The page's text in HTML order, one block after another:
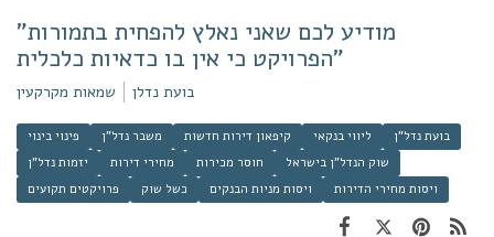
"מודיע לכם שאני נאלץ להפחית בתמורות
הפרויקט כי אין בו כדאיות כלכלית"
בועת נדלן שמאות מקרקעין
פינוי בינוי משבר נדל"ן קיפאון דירות חדשות ליווי בנקאי
בועת נדל"ן
יזמות נדל"ן
מחירי דירות חוסר מכירות
שוק הנדל"ן בישראל
פרויקטים תקועים
כשל שוק ויסות מניות הבנקים ויסות מחירי הדירות